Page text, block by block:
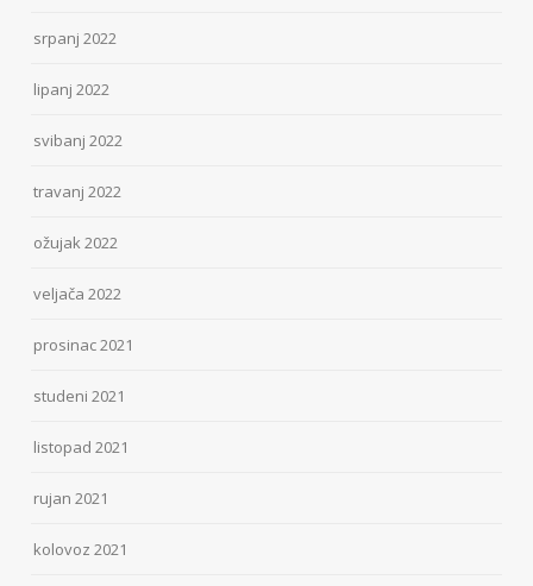
srpanj 2022
lipanj 2022
svibanj 2022
travanj 2022
ožujak 2022
veljača 2022
prosinac 2021
studeni 2021
listopad 2021
rujan 2021
kolovoz 2021